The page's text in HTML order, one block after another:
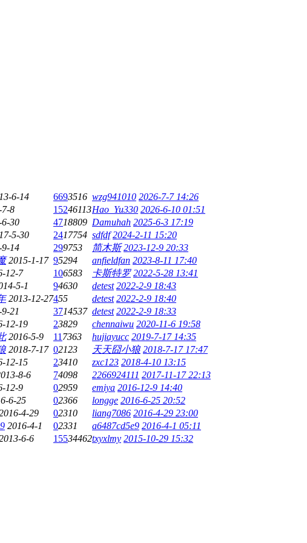
6-14 6693516 wzg941010 2026-7-7 14:26
7-8 15246113Hao_Yu330 2026-6-10 01:51
30 4718809 Damuhah 2025-6-3 17:19
5-30 2417754 sdfdf 2024-2-11 15:20
14 299753 简木斯 2023-12-9 20:33
2015-1-17 95294 anfieldfan 2023-8-11 17:40
12-7 106583 卡斯特罗 2022-5-28 13:41
5-1 94630 detest 2022-2-9 18:43
2013-12-27455 detest 2022-2-9 18:40
21 3714537 detest 2022-2-9 18:33
12-19 23829 chennaiwu 2020-11-6 19:58
2016-5-9 11 7363 hujiayucc 2019-7-17 14:35
2018-7-17 02123 天天囧小狼 2018-7-17 17:47
12-15 23410 zxc123 2018-4-10 13:15
8-6 74098 2266924111 2017-11-17 22:13
12-9 02959 emiya 2016-12-9 14:40
6-25 02366 longge 2016-6-25 20:52
4-29 02310 liang7086 2016-4-29 23:00
2016-4-1 02331 a6487cd5e9 2016-4-1 05:11
6-6 15534462txyxlmy 2015-10-29 15:32